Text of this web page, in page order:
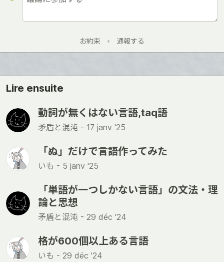
お約束 • 通報する
Lire ensuite
動詞が無くはない言語,ŧaq語
矛盾と混沌 - 17 janv '25
「ぬ」だけで言語作ってみた
いも - 5 janv '25
「単語が一つしかない言語」の文法・理
論と思想
矛盾と混沌 - 29 déc '24
格が600個以上ある言語
いも - 29 déc '24